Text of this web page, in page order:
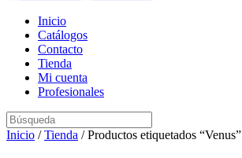
Inicio
Catálogos
Contacto
Tienda
Mi cuenta
Profesionales
Inicio /Tienda / Productos etiquetados “Venus”